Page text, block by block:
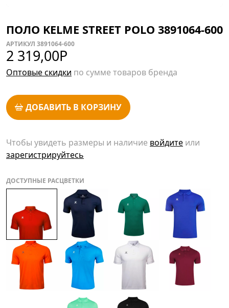
ПОЛО KELME STREET POLO 3891064-600
АРТИКУЛ 3891064-600
2 319,00Р
Оптовые скидки по сумме товаров бренда
ДОБАВИТЬ В КОРЗИНУ
Чтобы увидеть размеры и наличие войдите или
зарегистрируйтесь
ДОСТУПНЫЕ РАСЦВЕТКИ